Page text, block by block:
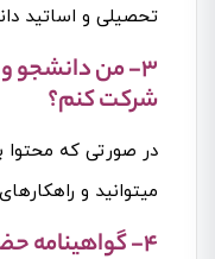
تحصیلی و اساتید
3- من دانشجو
شرکت کنم؟
در صورتی که محتوا
میتوانید و
4- گواهینامه حضور هم می دهید؟